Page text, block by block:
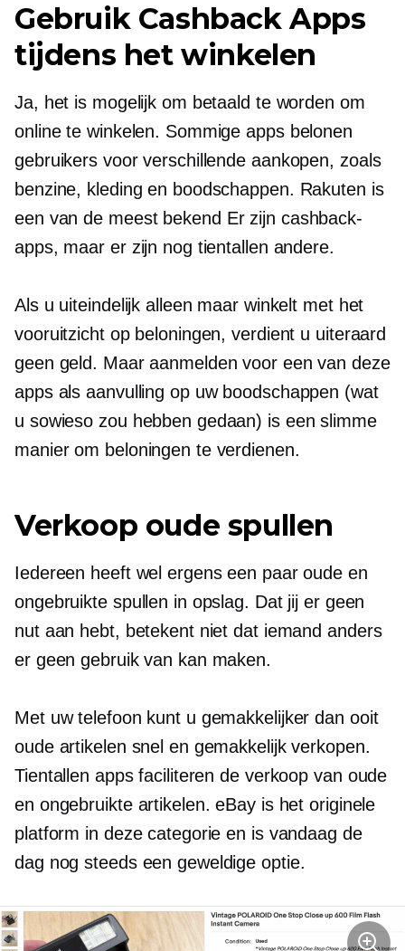
Gebruik Cashback Apps
tijdens het winkelen
Ja, het is mogelijk om betaald te worden om
online te winkelen. Sommige apps belonen
gebruikers voor verschillende aankopen, zoals
benzine, kleding en boodschappen. Rakuten is
een van de meest bekend Er zijn cashback-
apps, maar er zijn nog tientallen andere.
Als u uiteindelijk alleen maar winkelt met het
vooruitzicht op beloningen, verdient u uiteraard
geen geld. Maar aanmelden voor een van deze
apps als aanvulling op uw boodschappen (wat
u sowieso zou hebben gedaan) is een slimme
manier om beloningen te verdienen.
Verkoop oude spullen
Iedereen heeft wel ergens een paar oude en
ongebruikte spullen in opslag. Dat jij er geen
nut aan hebt, betekent niet dat iemand anders
er geen gebruik van kan maken.
Met uw telefoon kunt u gemakkelijker dan ooit
oude artikelen snel en gemakkelijk verkopen.
Tientallen apps faciliteren de verkoop van oude
en ongebruikte artikelen. eBay is het originele
platform in deze categorie en is vandaag de
dag nog steeds een geweldige optie.